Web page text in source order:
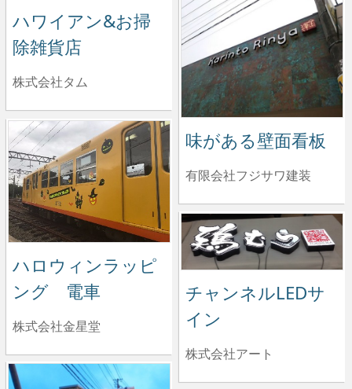
ハワイアン&お掃
除雑貨店
株式会社タム
味がある壁面看板
有限会社フジサワ建装
ハロウィンラッピ
ング 電車
株式会社金星堂
チャンネルLEDサ
イン
株式会社アート